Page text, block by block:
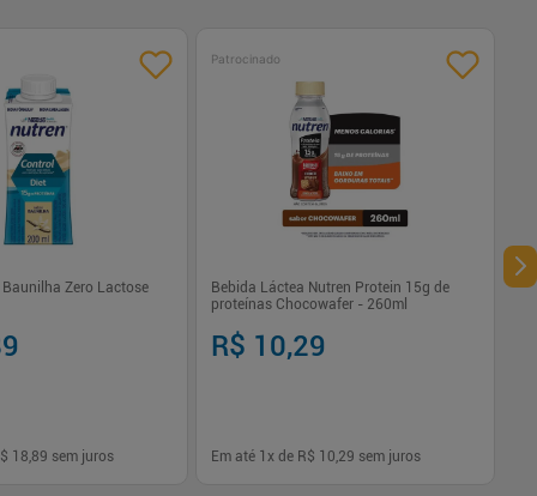
Zero Lactose
18,89 sem juros
Patrocinado
Bebida Láctea Nutren Protein 15g de
proteínas Chocowafer - 260ml
R$ 10,29
Em até 1 x de R$ 10,29 sem juros